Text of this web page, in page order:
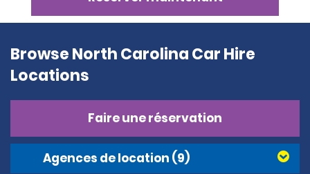
Browse North Carolina Car Hire
Locations
Faire une réservation
Agences de location (9)